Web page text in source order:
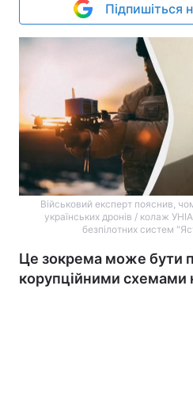
Підпишіться
Військовий експерт пояснив,
українських дронів / колаж
безпілотних систем
Це зокрема може бути
корупційними схемами